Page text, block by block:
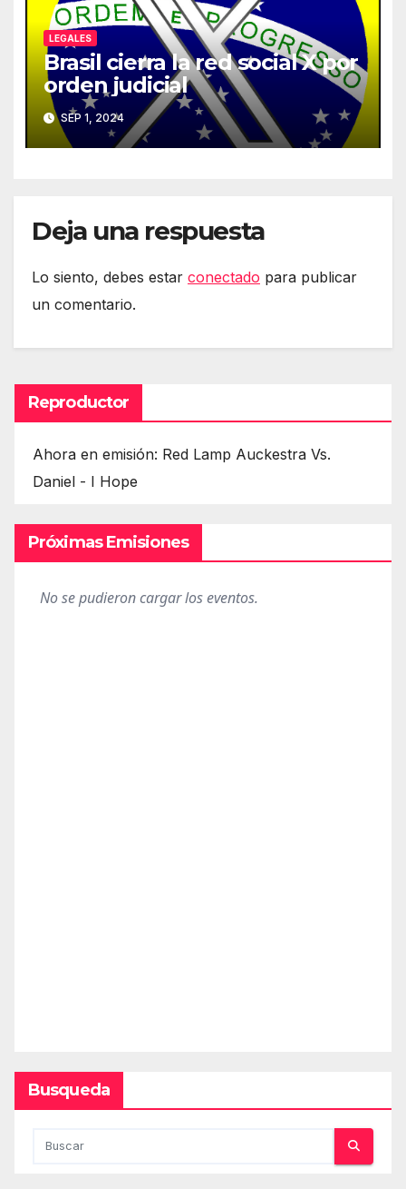
LEGALES
Brasil cierra la red social X por
orden judicial
SEP 1, 2024
Deja una respuesta
Lo siento, debes estar conectado para publicar
un comentario.
Reproductor
Ahora en emisión: Red Lamp Auckestra Vs.
Daniel - I Hope
Próximas Emisiones
Busqueda